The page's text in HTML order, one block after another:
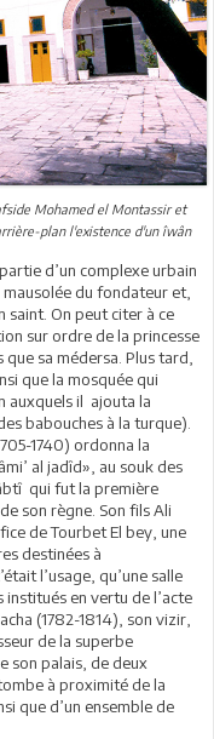
Mohamed el Montassir et
plan l'existence d'un îwân
d’un complexe urbain
du fondateur et,
saint. On peut citer à ce
sur ordre de la princesse
sa médersa. Plus tard,
que la mosquée qui
auxquels il ajouta la
babouches à la turque).
1740) ordonna la
al jadîd», au souk des
qui fut la première
son règne. Son fils Ali
de Tourbet El bey, une
destinées à
l’usage, qu’une salle
en vertu de l’acte
(1782-1814), son vizir,
de la superbe
son palais, de deux
à proximité de la
que d’un ensemble de